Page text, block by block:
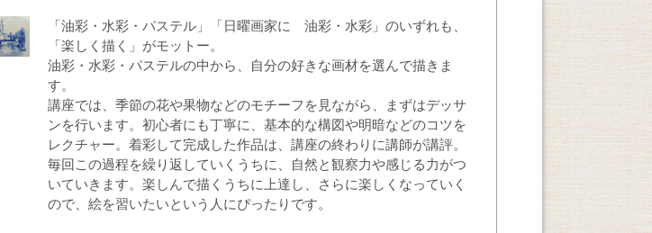
「油彩・水彩・パステル」「日曜画家に 油彩・水彩」のいずれも、
「楽しく描く」がモットー。
油彩・水彩・パステルの中から、自分の好きな画材を選んで描きま
す。
講座では、季節の花や果物などのモチーフを見ながら、まずはデッサ
ンを行います。初心者にも丁寧に、基本的な構図や明暗などのコツを
レクチャー。着彩して完成した作品は、講座の終わりに講師が講評。
毎回この過程を繰り返していくうちに、自然と観察力や感じる力がつ
いていきます。楽しんで描くうちに上達し、さらに楽しくなっていく
ので、絵を習いたいという人にぴったりです。